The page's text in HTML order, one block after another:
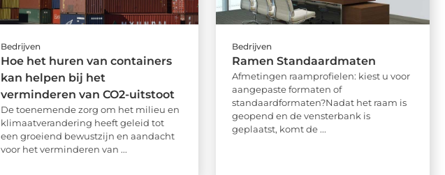
Bedrijven
Hoe het huren van containers
kan helpen bij het
verminderen van CO2-uitstoot
De toenemende zorg om het milieu en
klimaatverandering heeft geleid tot
een groeiend bewustzijn en aandacht
voor het verminderen van ...
Bedrijven
Ramen Standaardmaten
Afmetingen raamprofielen: kiest u voor
aangepaste formaten of
standaardformaten?Nadat het raam is
geopend en de vensterbank is
geplaatst, komt de ...